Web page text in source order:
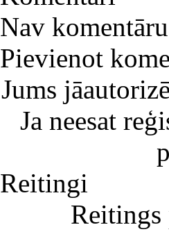
Nav
Pievienot
Jums
Ja neesat
Reitingi